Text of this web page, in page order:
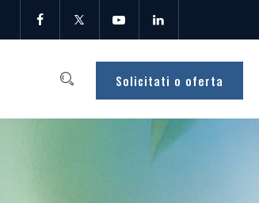
Solicitati o oferta